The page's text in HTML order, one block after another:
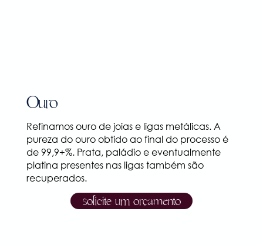
Ouro
Refinamos ouro de joias e ligas metálicas. A
pureza do ouro obtido ao final do processo é
de 99,9+%. Prata, paládio e eventualmente
platina presentes nas ligas também são
recuperados.
solicite um orçamento